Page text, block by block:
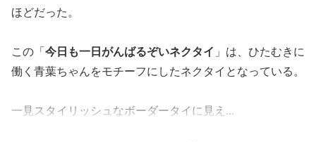
ほどだった。
この「今日も一日がんばるぞいネクタイ 」は、ひたむきに
働く青葉ちゃんをモチーフにしたネクタイとなっている。
一見スタイリッシュなボーダータイに見え...